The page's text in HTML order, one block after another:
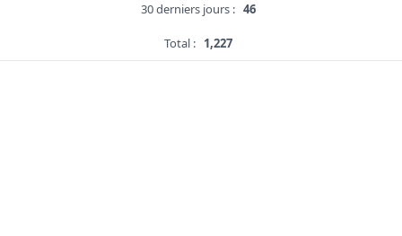
30 derniers jours : 46
Total : 1,227